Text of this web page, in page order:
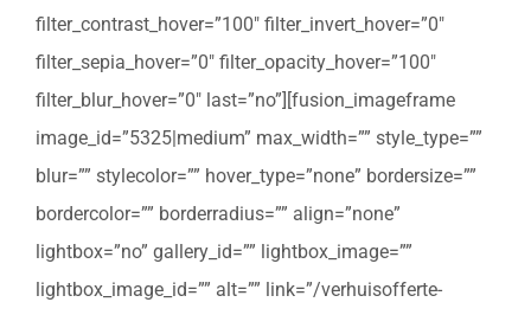
filter_contrast_hover=”100″ filter_invert_hover=”0″
filter_sepia_hover=”0″ filter_opacity_hover=”100″
filter_blur_hover=”0″ last=”no”][fusion_imageframe
image_id=”5325|medium” max_width=”” style_type=””
blur=”” stylecolor=”” hover_type=”none” bordersize=””
bordercolor=”” borderradius=”” align=”none”
lightbox=”no” gallery_id=”” lightbox_image=””
lightbox_image_id=”” alt=”” link=”/verhuisofferte-